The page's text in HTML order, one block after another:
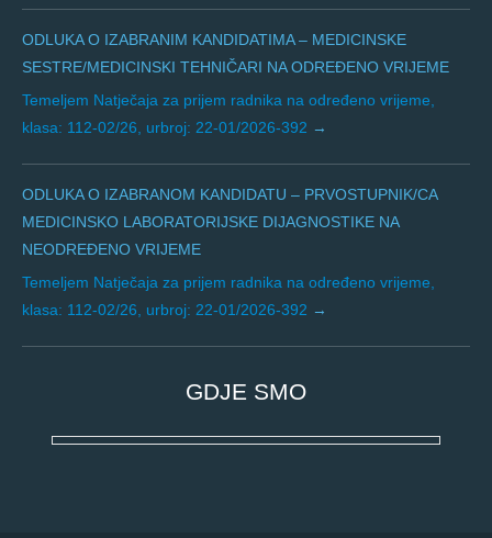
ODLUKA O IZABRANIM KANDIDATIMA – MEDICINSKE
SESTRE/MEDICINSKI TEHNIČARI NA ODREĐENO VRIJEME
Temeljem Natječaja za prijem radnika na određeno vrijeme,
klasa: 112-02/26, urbroj: 22-01/2026-392
ODLUKA O IZABRANOM KANDIDATU – PRVOSTUPNIK/CA
MEDICINSKO LABORATORIJSKE DIJAGNOSTIKE NA
NEODREĐENO VRIJEME
Temeljem Natječaja za prijem radnika na određeno vrijeme,
klasa: 112-02/26, urbroj: 22-01/2026-392
GDJE SMO